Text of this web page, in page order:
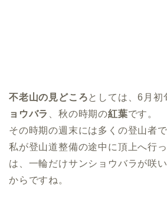
不老山の見どころとしては、6月初
ョウバラ
、秋の時期の紅葉です。
その時期の週末には多くの登山者で
私が登山道整備の途中に頂上へ行
は、一輪だけサンショウバラが咲
からですね。